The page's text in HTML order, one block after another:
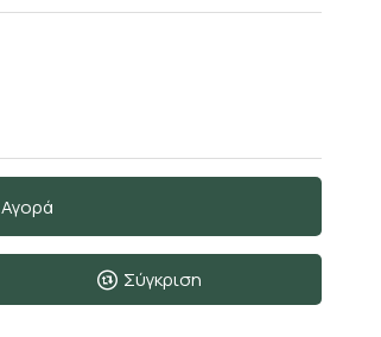
Αγορά
Σύγκριση